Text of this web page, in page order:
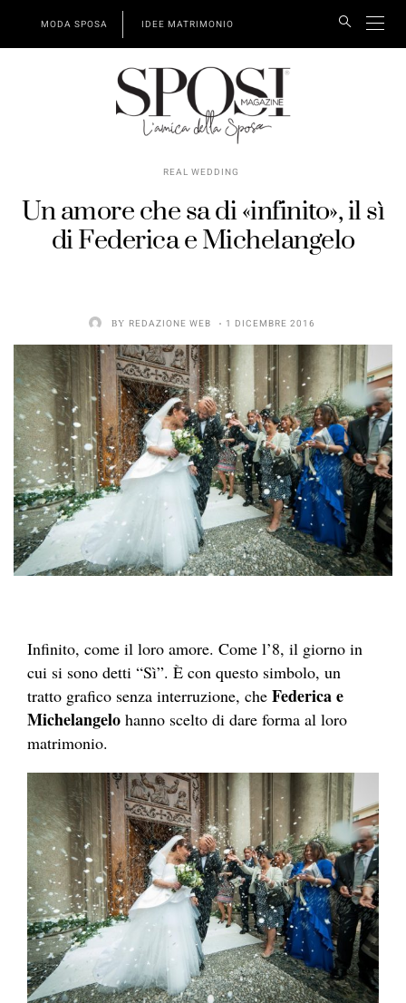
MODA SPOSA IDEE MATRIMONIO
REAL WEDDING
Un amore che sa di «infinito», il sì
di Federica e Michelangelo
BY REDAZIONE WEB 1 DICEMBRE 2016
Infinito, come il loro amore. Come l’8, il giorno in
cui si sono detti “Sì”. È con questo simbolo, un
tratto grafico senza interruzione, che Federica e
Michelangelo hanno scelto di dare forma al loro
matrimonio.